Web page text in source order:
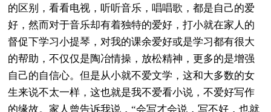
的区别，看看电视，听听音乐，唱唱歌，都是自己的爱
好，然而对于音乐却有着独特的爱好，打小就在家人的
督促下学习小提琴，对我的课余爱好或是学习都有很大
的帮助，不仅仅是陶冶情操，放松精神，更多的是增强
自己的自信心。但是从小就不爱文学，这和大多数的女
生来说不太一样，这也就是我不爱看小说，不爱好写作
的缘故。家人曾告诉我说，“会写才会说，写不好，也就